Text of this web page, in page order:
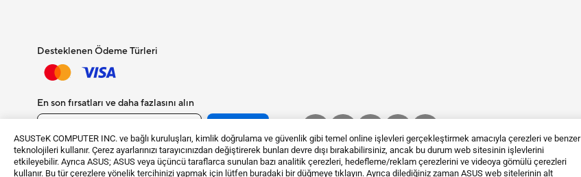
ASUSTeK COMPUTER INC. ve bağlı kuruluşları, kimlik doğrulama ve güvenlik gibi temel online işlevleri gerçekleştirmek amacıyla çerezleri ve benzer
teknolojileri kullanır. Çerez ayarlarınızı tarayıcınızdan değiştirerek bunları devre dışı bırakabilirsiniz, ancak bu durum web sitesinin işlevlerini
etkileyebilir. Ayrıca ASUS; ASUS veya üçüncü taraflarca sunulan bazı analitik çerezleri, hedefleme/reklam çerezlerini ve videoya gömülü çerezleri
kullanır. Bu tür çerezlere yönelik tercihinizi yapmak için lütfen buradaki bir düğmeye tıklayın. Ayrıca dilediğiniz zaman ASUS web sitelerinin alt
Desteklenen Ödeme Türleri
En son fırsatları ve daha fazlasını alın